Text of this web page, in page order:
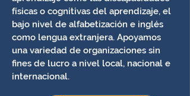
físicas o cognitivas del aprendizaje, el
bajo nivel de alfabetización e inglés
como lengua extranjera. Apoyamos
una variedad de organizaciones sin
fines de lucro a nivel local, nacional e
internacional.